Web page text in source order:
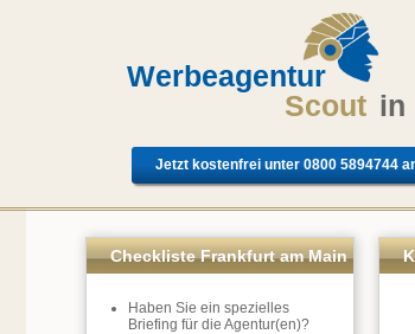
Werbeagentur
Scout in
Jetzt kostenfrei unter 0800 5894744
Checkliste Frankfurt am Main
Haben Sie ein spezielles
Briefing für die Agentur(en)?